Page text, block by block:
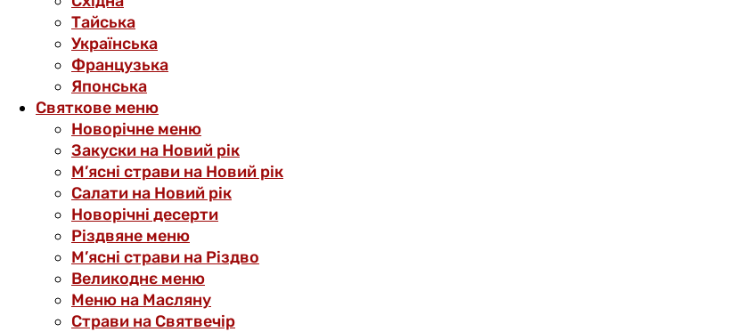
Тайська
Українська
Французька
Японська
Святкове меню
Новорічне меню
Закуски на Новий рік
М’ясні страви на Новий рік
Салати на Новий рік
Новорічні десерти
Різдвяне меню
М’ясні страви на Різдво
Великоднє меню
Меню на Масляну
Страви на Святвечір